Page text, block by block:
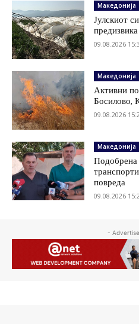
Македонија
Јулскиот
09.08.2026
Македонија
Активни
Босилово,
09.08.2026
Македонија
Подобрена
повреда
09.08.2026
-